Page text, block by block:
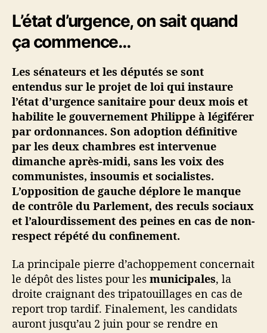
n
s
#
1
–
E
d
’
u
r
g
n
c
e
,
t
e
L’état d’urgence, on sait quand
ça commence…
Les sénateurs et les députés se sont
entendus sur le projet de loi qui instaure
l’état d’urgence sanitaire pour deux mois et
habilite le gouvernement Philippe à légiférer
par ordonnances. Son adoption définitive
par les deux chambres est intervenue
dimanche après-midi, sans les voix des
communistes, insoumis et socialistes.
L’opposition de gauche déplore le manque
de contrôle du Parlement, des reculs sociaux
et l’alourdissement des peines en cas de non-
respect répété du confinement.
La principale pierre d’achoppement concernait
le dépôt des listes pour les municipales, la
droite craignant des tripatouillages en cas de
report trop tardif. Finalement, les candidats
auront jusqu’au 2 juin pour se rendre en